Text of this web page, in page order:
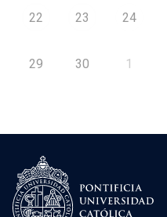
22 23 24
29 30 1